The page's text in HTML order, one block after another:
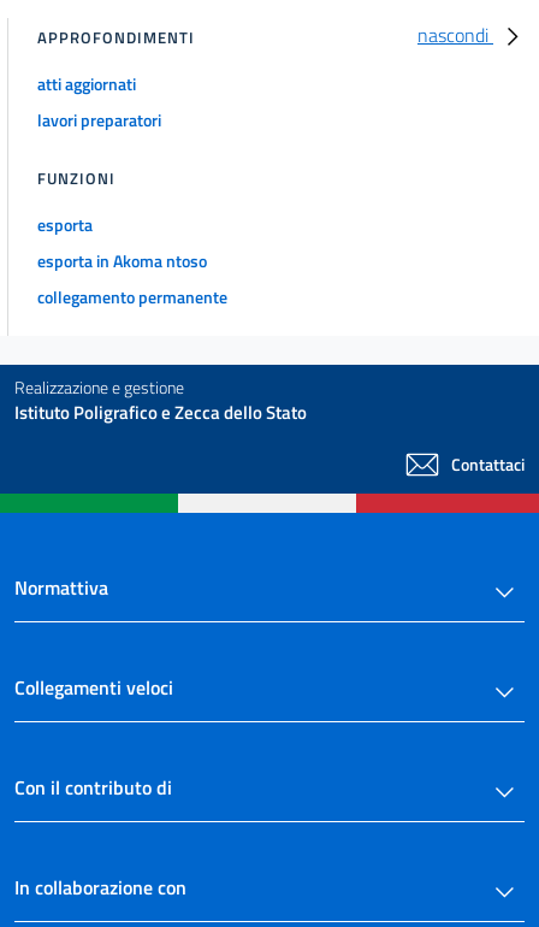
nascondi
APPROFONDIMENTI
atti aggiornati
lavori preparatori
FUNZIONI
esporta
esporta in Akoma ntoso
collegamento permanente
Realizzazione e gestione
Istituto Poligrafico e Zecca dello Stato
Contattaci
Normattiva
Collegamenti veloci
Con il contributo di
In collaborazione con